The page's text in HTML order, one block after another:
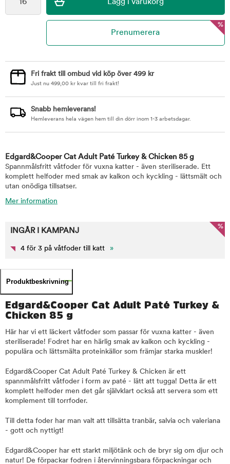
%
Fri frakt till ombud vid köp över 499 kr
Just nu 499,00 kr kvar till fri frakt!
Snabb hemleverans!
Hemleverans hela vägen hem till din dörr inom 1-3 arbetsdagar.
Edgard&Cooper Cat Adult Paté Turkey & Chicken 85 g
Spannmålsfritt våtfoder för vuxna katter - även steriliserade. Ett
komplett helfoder med smak av kalkon och kyckling - lättsmält och
utan onödiga tillsatser.
Mer information
%
INGÅR I KAMPANJ
4 för 3 på våtfoder till katt »
Produktbeskrivning
Edgard&Cooper Cat Adult Paté Turkey &
Chicken 85 g
Här har vi ett läckert våtfoder som passar för vuxna katter - även
steriliserade! Fodret har en härlig smak av kalkon och kyckling -
populära och lättsmälta proteinkällor som främjar starka muskler!
Edgard&Cooper Cat Adult Paté Turkey & Chicken är ett
spannmålsfritt våtfoder i form av paté - lätt att tugga! Detta är ett
komplett helfoder men det går självklart också att servera som ett
komplement till torrfoder.
Till detta foder har man valt att tillsätta tranbär, salvia och valeriana
- gott och nyttigt!
Edgard&Cooper har ett starkt miljötänk och de bryr sig om djur och
natur! De förpackar fodren i återvinningsbara förpackningar och